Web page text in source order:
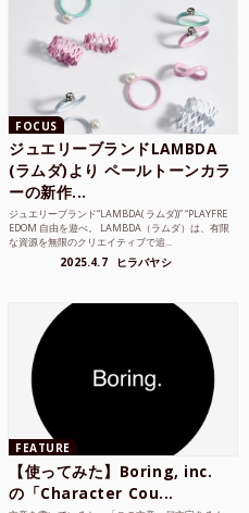
FOCUS
ジュエリーブランドLAMBDA
(ラムダ)より ペールトーンカラ
ーの新作...
ジュエリーブランド“LAMBDA( ラムダ))” “PLAYFRE
EDOM 自由を遊べ。 LAMBDA（ラムダ）は、有限
な資源を無限のクリエイティブで追...
2025.4.7 ヒラバヤシ
FEATURE
【使ってみた】Boring, inc.
の「Character Cou...